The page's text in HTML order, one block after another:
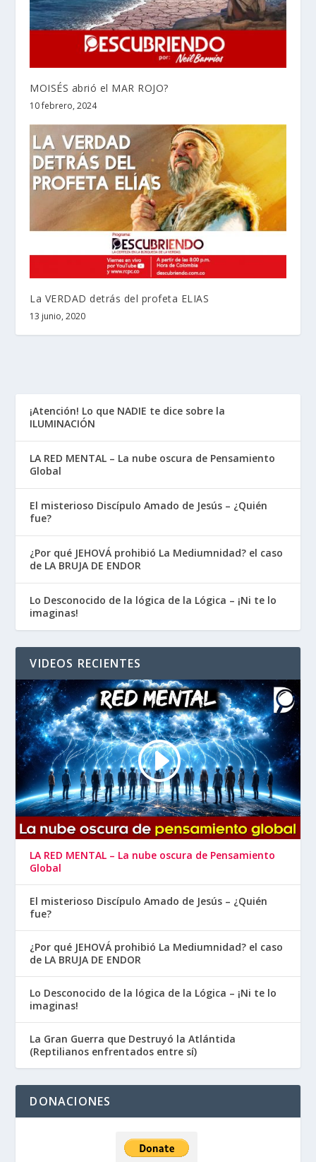
MOISÉS abrió el MAR ROJO?
10 febrero, 2024
La VERDAD detrás del profeta ELIAS
13 junio, 2020
¡Atención! Lo que NADIE te dice sobre la
ILUMINACIÓN
LA RED MENTAL – La nube oscura de Pensamiento
Global
El misterioso Discípulo Amado de Jesús – ¿Quién
fue?
¿Por qué JEHOVÁ prohibió La Mediumnidad? el caso
de LA BRUJA DE ENDOR
Lo Desconocido de la lógica de la Lógica – ¡Ni te lo
imaginas!
VIDEOS RECIENTES
LA RED MENTAL – La nube oscura de Pensamiento
Global
El misterioso Discípulo Amado de Jesús – ¿Quién
fue?
¿Por qué JEHOVÁ prohibió La Mediumnidad? el caso
de LA BRUJA DE ENDOR
Lo Desconocido de la lógica de la Lógica – ¡Ni te lo
imaginas!
La Gran Guerra que Destruyó la Atlántida
(Reptilianos enfrentados entre sí)
DONACIONES